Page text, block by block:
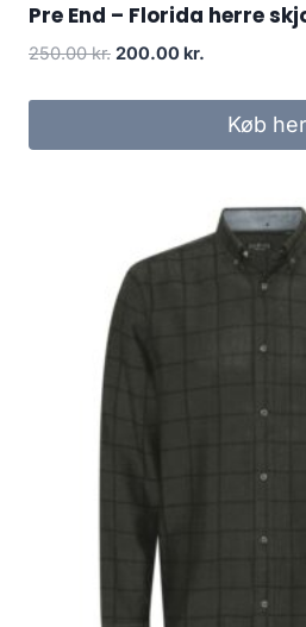
Pre End – Florida herre
250.00kr. Original
was:
200.00 kr.
is:
200.00 kr..
Køb her